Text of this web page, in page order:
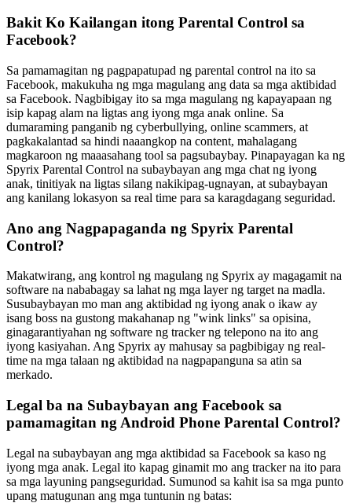
Bakit Ko Kailangan itong Parental Control sa
Facebook?
Sa pamamagitan ng pagpapatupad ng parental control na ito sa
Facebook, makukuha ng mga magulang ang data sa mga aktibidad
sa Facebook. Nagbibigay ito sa mga magulang ng kapayapaan ng
isip kapag alam na ligtas ang iyong mga anak online. Sa
dumaraming panganib ng cyberbullying, online scammers, at
pagkakalantad sa hindi naaangkop na content, mahalagang
magkaroon ng maaasahang tool sa pagsubaybay. Pinapayagan ka ng
Spyrix Parental Control na subaybayan ang mga chat ng iyong
anak, tinitiyak na ligtas silang nakikipag-ugnayan, at subaybayan
ang kanilang lokasyon sa real time para sa karagdagang seguridad.
Ano ang Nagpapaganda ng Spyrix Parental
Control?
Makatwirang, ang kontrol ng magulang ng Spyrix ay magagamit na
software na nababagay sa lahat ng mga layer ng target na madla.
Susubaybayan mo man ang aktibidad ng iyong anak o ikaw ay
isang boss na gustong makahanap ng "wink links" sa opisina,
ginagarantiyahan ng software ng tracker ng telepono na ito ang
iyong kasiyahan. Ang Spyrix ay mahusay sa pagbibigay ng real-
time na mga talaan ng aktibidad na nagpapanguna sa atin sa
merkado.
Legal ba na Subaybayan ang Facebook sa
pamamagitan ng Android Phone Parental Control?
Legal na subaybayan ang mga aktibidad sa Facebook sa kaso ng
iyong mga anak. Legal ito kapag ginamit mo ang tracker na ito para
sa mga layuning pangseguridad. Sumunod sa kahit isa sa mga punto
upang matugunan ang mga tuntunin ng batas: